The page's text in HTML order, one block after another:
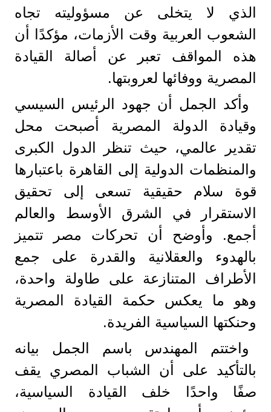
الذي لا يتخلى عن مسؤوليته تجاه
الشعوب العربية وقت الأزمات، مؤكدًا أن
هذه المواقف تعبر عن أصالة القيادة
المصرية ووفائها لعروبتها.
وأكد الجمل أن جهود الرئيس السيسي
وقيادة الدولة المصرية أصبحت محل
تقدير عالمي، حيث تنظر الدول الكبرى
والمنظمات الدولية إلى القاهرة باعتبارها
قوة سلام حقيقية تسعى إلى تحقيق
الاستقرار في الشرق الأوسط والعالم
أجمع. وأوضح أن تحركات مصر تتميز
بالهدوء والعقلانية والقدرة على جمع
الأطراف المتنازعة على طاولة واحدة،
وهو ما يعكس حكمة القيادة المصرية
وحنكتها السياسية الفريدة.
واختتم المهندس باسم الجمل بيانه
بالتأكيد على أن الشباب المصري يقف
صفًا واحدًا خلف القيادة السياسية،